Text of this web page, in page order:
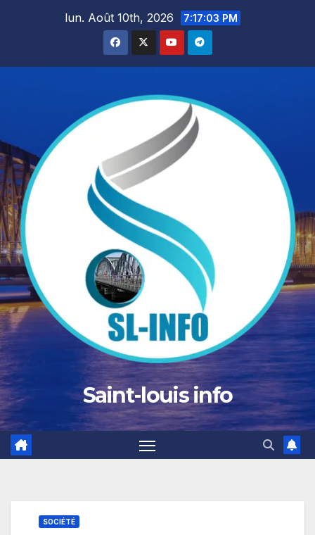
lun. Août 10th, 2026 7:17:04 PM
Saint-louis info
SOCIÉTÉ